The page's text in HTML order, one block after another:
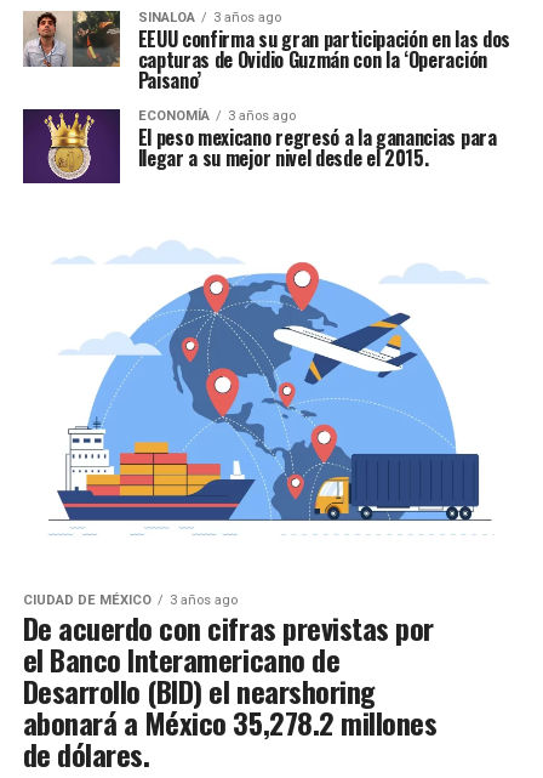
SINALOA 3 años ago
EEUU confirma su gran participación en las dos
capturas de Ovidio Guzmán con la ‘Operación
Paisano’
ECONOMÍA 3 años ago
El peso mexicano regresó a la ganancias para
llegar a su mejor nivel desde el 2015.
CIUDAD DE MÉXICO 3 años ago
De acuerdo con cifras previstas por
el Banco Interamericano de
Desarrollo (BID) el nearshoring
abonará a México 35,278.2 millones
de dólares.